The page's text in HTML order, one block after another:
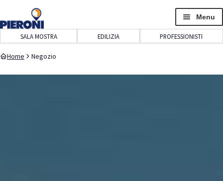
navigazione
contenuto
Menu
SALA MOSTRA EDILIZIA PROFESSIONISTI
Home Negozio